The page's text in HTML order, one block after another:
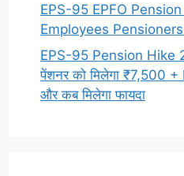
EPS-95 EPFO Pension
Employees Pensioners
EPS-95 Pension Hike
पेंशनर को मिलेगा ₹7,500 +
और कब मिलेगा फायदा